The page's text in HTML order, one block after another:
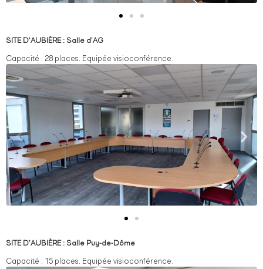
SITE D’AUBIÈRE : Salle d’AG
Capacité : 28 places. Equipée visioconférence.
SITE D’AUBIÈRE : Salle Puy-de-Dôme
Capacité : 15 places. Equipée visioconférence.